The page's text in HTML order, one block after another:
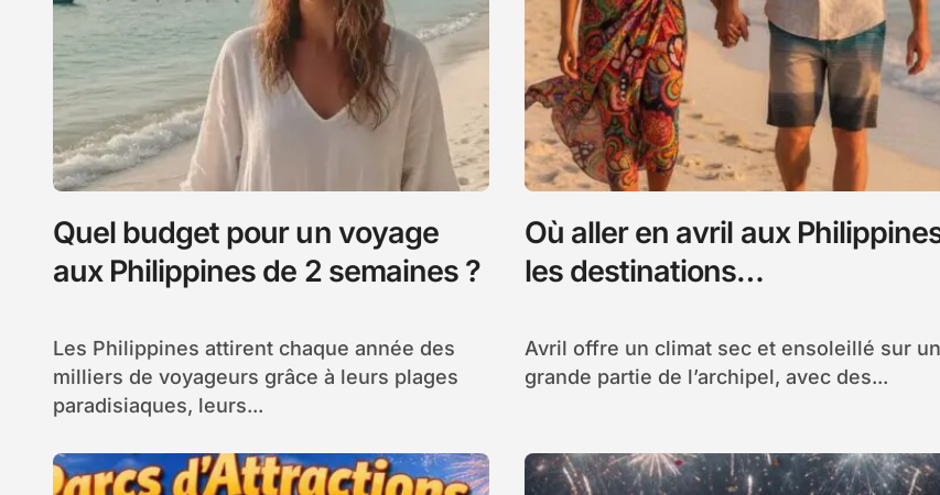
Quel budget pour un voyage
aux Philippines de 2 semaines ?
Les Philippines attirent chaque année des
milliers de voyageurs grâce à leurs plages
paradisiaques, leurs...
Où aller en avril aux
les destinations
du soleil
Avril offre un climat sec et ensoleillé sur une
grande partie de l’archipel, avec des...